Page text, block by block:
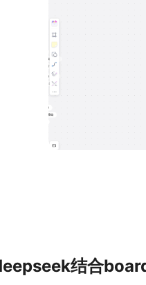
结合